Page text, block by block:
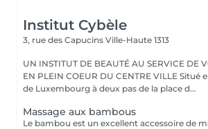
Institut Cybèle
3, rue des Capucins Ville-Haute 1313
UN INSTITUT DE BEAUTÉ AU SERVICE DE
EN PLEIN COEUR DU CENTRE VILLE Situé en plein centre ville
de Luxembourg à deux pas de la place d...
Massage aux bambous